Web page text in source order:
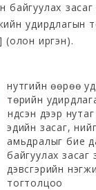
байгуулах засаг
удирдлагын
иргэн).
нутгийн өөрөө
төрийн
үндсэн дээр
эдийн засаг,
амьдралыг бие
байгуулах засаг
дэвсгэрийн
тогтолцоо